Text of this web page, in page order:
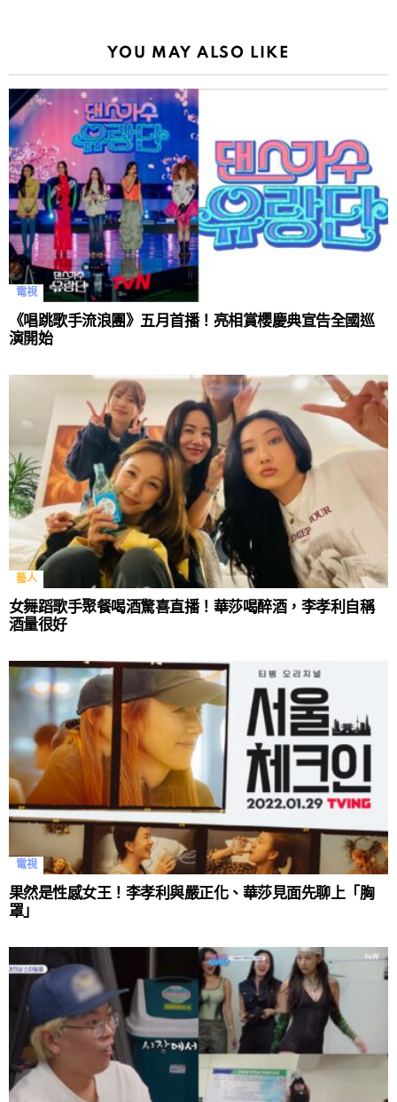
YOU MAY ALSO LIKE
電視
《唱跳歌手流浪團》五月首播！亮相賞櫻慶典宣告全國巡
演開始
藝人
女舞蹈歌手聚餐喝酒驚喜直播！華莎喝醉酒，李孝利自稱
酒量很好
電視
果然是性感女王！李孝利與嚴正化、華莎見面先聊上「胸
罩」